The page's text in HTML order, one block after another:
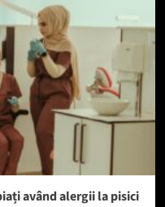
având alergii la pisici